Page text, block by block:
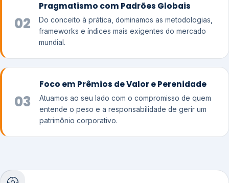
02
Pragmatismo com Padrões Globais
Do conceito à prática, dominamos as metodologias,
frameworks e índices mais exigentes do mercado
mundial.
03
Foco em Prêmios de Valor e Perenidade
Atuamos ao seu lado com o compromisso de quem
entende o peso e a responsabilidade de gerir um
patrimônio corporativo.